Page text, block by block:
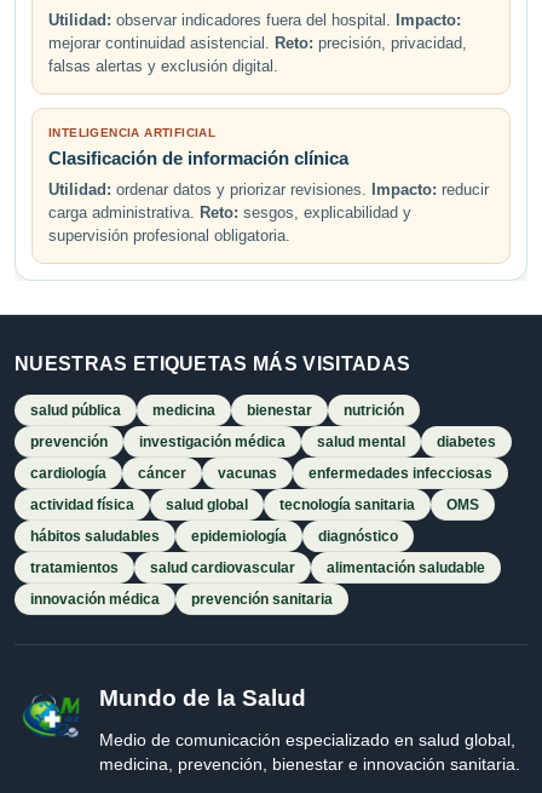
Utilidad: observar indicadores fuera del hospital.
Impacto:
mejorar continuidad asistencial. Reto: precisión, privacidad,
falsas alertas y exclusión digital.
INTELIGENCIA ARTIFICIAL
Clasificación de información clínica
Utilidad: ordenar datos y priorizar revisiones. Impacto: reducir
carga administrativa. Reto: sesgos, explicabilidad y
supervisión profesional obligatoria.
NUESTRAS ETIQUETAS MÁS VISITADAS
salud pública medicina bienestar
nutrición
prevención
investigación médica salud mental
diabetes
cardiología
cáncer vacunas
enfermedades infecciosas
actividad física
salud global tecnología sanitaria
OMS
hábitos saludables
epidemiología
diagnóstico
tratamientos
salud cardiovascular
alimentación saludable
innovación médica
prevención sanitaria
Mundo de la Salud
Medio de comunicación especializado en salud global,
medicina, prevención, bienestar e innovación sanitaria.